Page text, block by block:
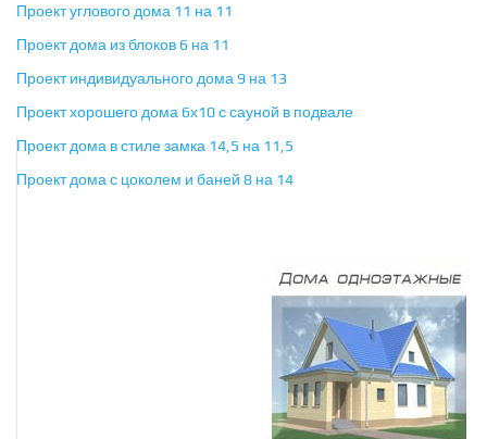
Проект углового дома 11 на 11
Проект дома из блоков 6 на 11
Проект индивидуального дома 9 на 13
Проект хорошего дома 6х10 с сауной в подвале
Проект дома в стиле замка 14,5 на 11,5
Проект дома с цоколем и баней 8 на 14